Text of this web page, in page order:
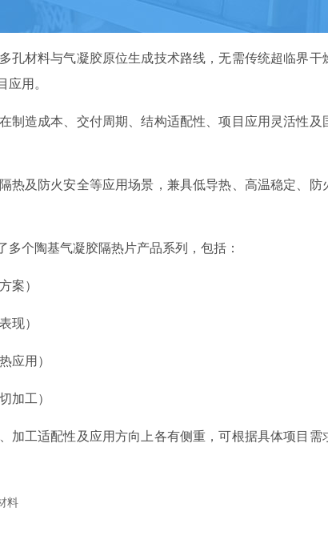
孔材料与气凝胶原位生成技术路线，无需传统超临界干
用。
制造成本、交付周期、结构适配性、项目应用灵活性及
热及防火安全等应用场景，兼具低导热、高温稳定、防
个陶基气凝胶隔热片产品系列，包括：
案）
现）
应用）
加工）
加工适配性及应用方向上各有侧重，可根据具体项目需
料